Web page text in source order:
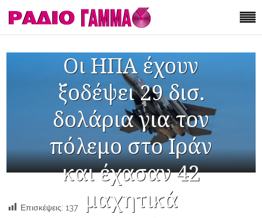
Οι ΗΠΑ έχουν
ξοδέψει 29 δισ.
δολάρια για τον
πόλεμο στο Ιράν
και έχασαν 42
μαχητικά
Επισκέψεις: 137